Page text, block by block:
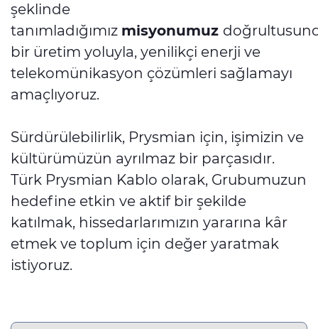
şeklinde
tanımladığımız misyonumuz
bir üretim yoluyla, yenilikçi enerji ve
telekomünikasyon çözümleri sağlamayı
amaçlıyoruz.
Sürdürülebilirlik, Prysmian için, işimizin ve
kültürümüzün ayrılmaz bir parçasıdır.
Türk Prysmian Kablo olarak, Grubumuzun
hedefine etkin ve aktif bir şekilde
katılmak, hissedarlarımızın yararına kâr
etmek ve toplum için değer yaratmak
istiyoruz.